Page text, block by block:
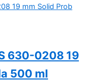
630-0208 19
500 ml